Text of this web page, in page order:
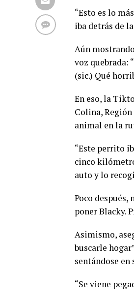
“Esto es lo
iba detrás de
Aún
voz quebrada:
(sic.) Qué
En eso, la
Colina,
animal en la
“Este perrito
cinco
auto y lo
Poco después,
poner Blacky.
Asimismo,
buscarle
sentándose en
“Se viene